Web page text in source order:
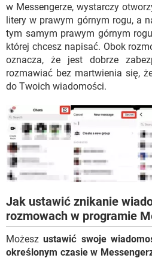
w Messengerze, wystarczy
litery w prawym górnym rogu, a
tym samym prawym górnym
której chcesz napisać. Obok
oznacza, że ​​jest dobrze
rozmawiać bez martwienia się,
do Twoich wiadomości.
Jak ustawić znikanie
rozmowach w programie
Możeszustawić swoje
określonym czasie w